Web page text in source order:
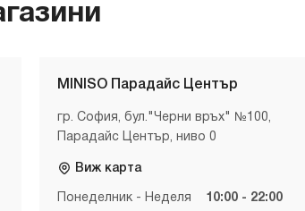
MINISO Парадайс Център
гр. София, бул."Черни връх" №100,
Парадайс Център, ниво 0
Виж карта
Понеделник - Неделя 10:00 - 22:00